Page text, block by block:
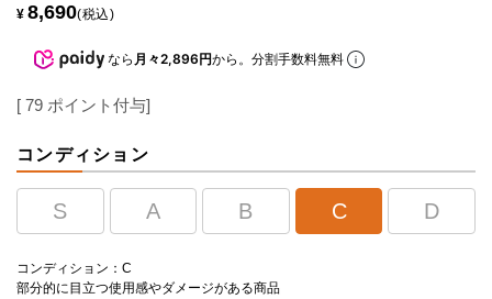
¥ 8,690 税込
なら 月々2,896円から。分割手数料無料
[ 79 ポイント付与]
コンディション
S A B C D
コンディション：C
部分的に目立つ使用感やダメージがある商品